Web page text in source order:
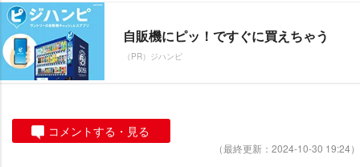
自販機にピッ！ですぐに買えちゃう
（PR）ジハンピ
コメントする・見る
（最終更新：2024-10-30 19:24）